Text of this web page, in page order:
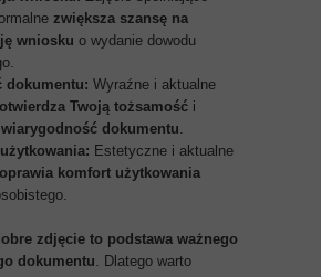
zwiększa szansę na
wniosku o wydanie dowodu
dokumentu: Wyraźne i aktualne
Twoją tożsamość i
dokumentu.
Estetyczne i aktualne
komfort użytkowania
zdjęcie to podstawa ważnego
dokumentu. Dlatego warto